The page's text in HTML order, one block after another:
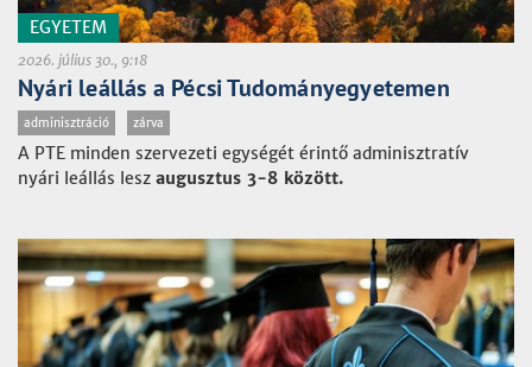
EGYETEM
2026. július 30., 9:18
Nyári leállás a Pécsi Tudományegyetemen
adminisztráció zárva
A PTE minden szervezeti egységét érintő adminisztratív
nyári leállás lesz augusztus 3-8 között.